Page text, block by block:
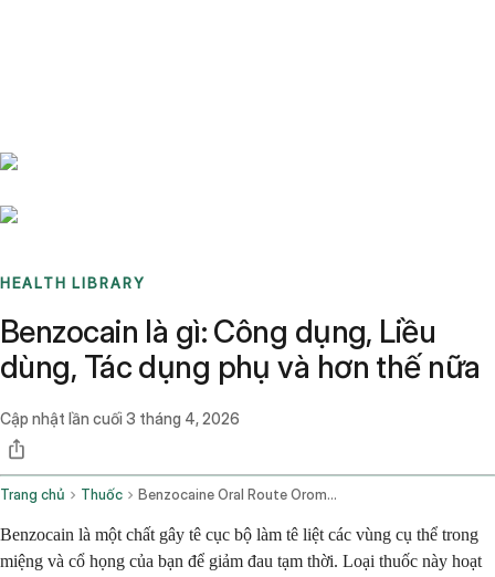
HEALTH LIBRARY
Benzocain là gì: Công dụng, Liều
dùng, Tác dụng phụ và hơn thế nữa
Cập nhật lần cuối 3 tháng 4, 2026
Trang chủ Thuốc Benzocaine Oral Route Oromucosal Route
Benzocain là một chất gây tê cục bộ làm tê liệt các vùng cụ thể trong
miệng và cổ họng của bạn để giảm đau tạm thời. Loại thuốc này hoạt